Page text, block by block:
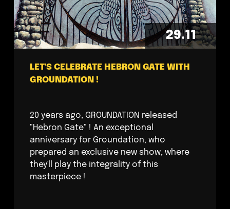
29.11
LET'S CELEBRATE HEBRON GATE WITH
GROUNDATION !
20 years ago, GROUNDATION released
"Hebron Gate" ! An exceptional
anniversary for Groundation, who
prepared an exclusive new show, where
they'll play the integrality of this
masterpiece !